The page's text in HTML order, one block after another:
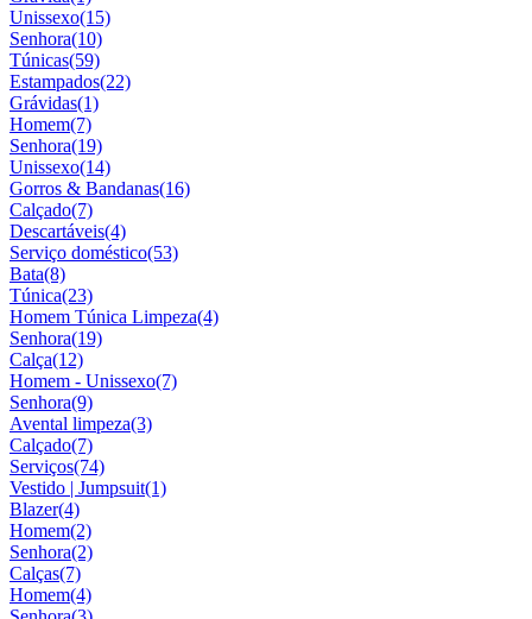
Unissexo(15)
Senhora(10)
Túnicas(59)
Estampados(22)
Grávidas(1)
Homem(7)
Senhora(19)
Unissexo(14)
Gorros & Bandanas(16)
Calçado(7)
Descartáveis(4)
Serviço doméstico(53)
Bata(8)
Túnica(23)
Homem Túnica Limpeza(4)
Senhora(19)
Calça(12)
Homem - Unissexo(7)
Senhora(9)
Avental limpeza(3)
Calçado(7)
Serviços(74)
Vestido | Jumpsuit(1)
Blazer(4)
Homem(2)
Senhora(2)
Calças(7)
Homem(4)